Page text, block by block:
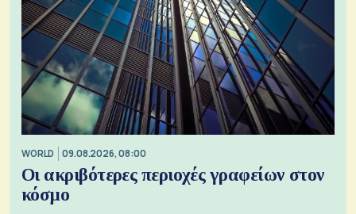
WORLD 09.08.2026, 08:00
Οι ακριβότερες περιοχές γραφείων στον
κόσμο